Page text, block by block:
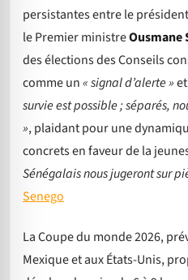
persistantes entre le président
le Premier ministreOusmane
des élections des Conseils
comme un« signal d’alerte »
survie est possible ; séparés,
», plaidant pour une
concrets en faveur de la
Sénégalais nous jugeront sur
Senego
La Coupe du monde 2026,
Mexique et aux États-Unis,